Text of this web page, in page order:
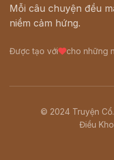
Mỗi câu chuyện đều
niềm cảm hứng.
Được tạo với cho những
© 2024 Truyện
Điều